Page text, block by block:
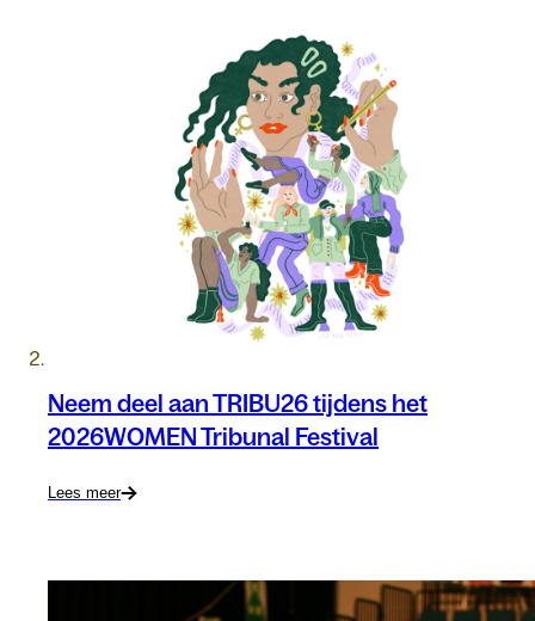
Neem deel aan TRIBU26 tijdens het
2026WOMEN Tribunal Festival
Lees meer